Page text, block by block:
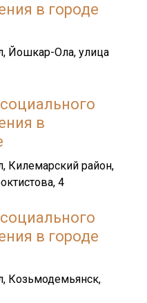
в городе
Йошкар-Ола, улица
в
Килемарский район,
4
в городе
Козьмодемьянск,